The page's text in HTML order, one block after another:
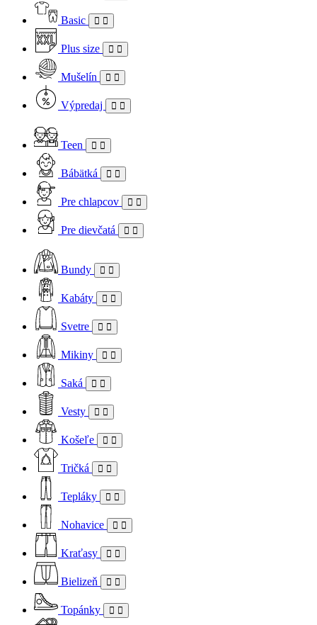
Basic
Plus size
Mušelín
Výpredaj
Teen
Bábätká
Pre chlapcov
Pre dievčatá
Bundy
Kabáty
Svetre
Mikiny
Saká
Vesty
Košeľe
Tričká
Tepláky
Nohavice
Kraťasy
Bielizeň
Topánky